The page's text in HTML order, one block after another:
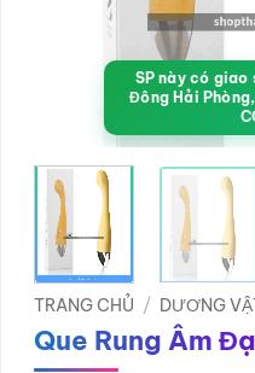
SP này có giao
Đông Hải
TRANG CHỦ / DƯƠNG
Que Rung Âm